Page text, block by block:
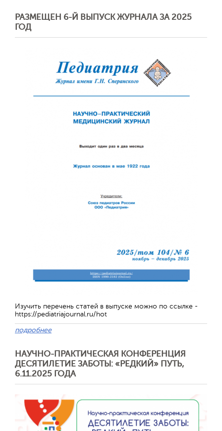
РАЗМЕЩЕН 6-Й ВЫПУСК ЖУРНАЛА ЗА 2025
ГОД
Изучить перечень статей в выпуске можно по ссылке -
https://pediatriajournal.ru/hot
подробнее
НАУЧНО-ПРАКТИЧЕСКАЯ КОНФЕРЕНЦИЯ
ДЕСЯТИЛЕТИЕ ЗАБОТЫ: «РЕДКИЙ» ПУТЬ,
6.11.2025 ГОДА
Отправить